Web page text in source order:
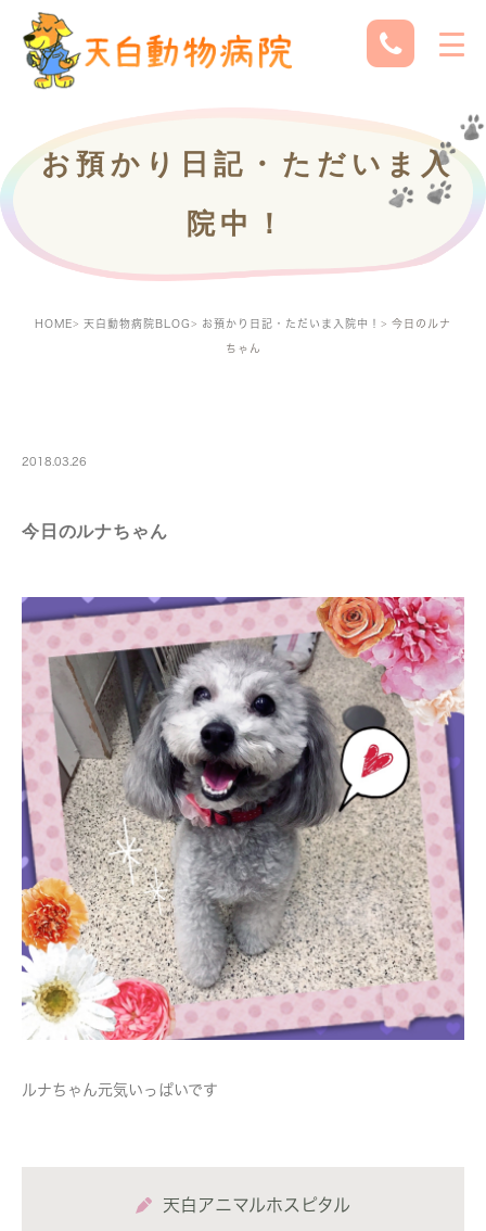
お預かり日記・ただいま入
院中！
HOME 天白動物病院BLOG お預かり日記・ただいま入院中！ 今日のルナ
ちゃん
2018.03.26
今日のルナちゃん
ルナちゃん元気いっぱいです
天白アニマルホスピタル